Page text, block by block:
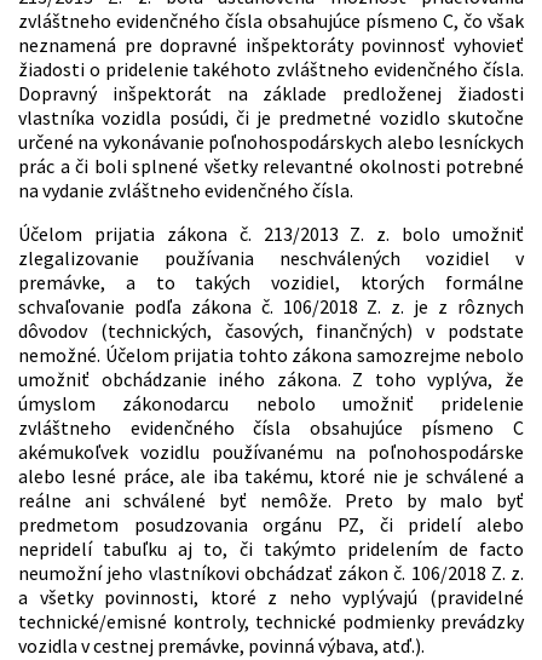
zvláštneho evidenčného čísla obsahujúce písmeno C, čo však
neznamená pre dopravné inšpektoráty povinnosť vyhovieť
žiadosti o pridelenie takéhoto zvláštneho evidenčného čísla.
Dopravný inšpektorát na základe predloženej žiadosti
vlastníka vozidla posúdi, či je predmetné vozidlo skutočne
určené na vykonávanie poľnohospodárskych alebo lesníckych
prác a či boli splnené všetky relevantné okolnosti potrebné
na vydanie zvláštneho evidenčného čísla.
Účelom prijatia zákona č. 213/2013 Z. z. bolo umožniť
zlegalizovanie používania neschválených vozidiel v
premávke, a to takých vozidiel, ktorých formálne
schvaľovanie podľa zákona č. 106/2018 Z. z. je z rôznych
dôvodov (technických, časových, finančných) v podstate
nemožné. Účelom prijatia tohto zákona samozrejme nebolo
umožniť obchádzanie iného zákona. Z toho vyplýva, že
úmyslom zákonodarcu nebolo umožniť pridelenie
zvláštneho evidenčného čísla obsahujúce písmeno C
akémukoľvek vozidlu používanému na poľnohospodárske
alebo lesné práce, ale iba takému, ktoré nie je schválené a
reálne ani schválené byť nemôže. Preto by malo byť
predmetom posudzovania orgánu PZ, či pridelí alebo
nepridelí tabuľku aj to, či takýmto pridelením de facto
neumožní jeho vlastníkovi obchádzať zákon č. 106/2018 Z. z.
a všetky povinnosti, ktoré z neho vyplývajú (pravidelné
technické/emisné kontroly, technické podmienky prevádzky
vozidla v cestnej premávke, povinná výbava, atď.).